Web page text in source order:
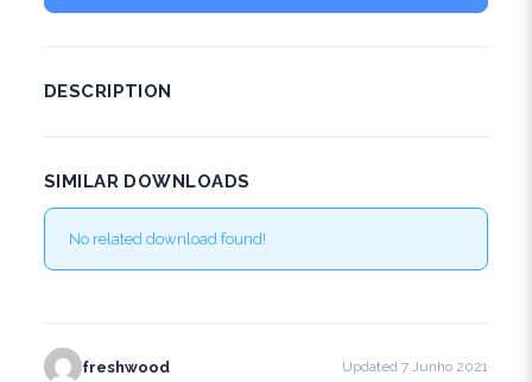
DESCRIPTION
SIMILAR DOWNLOADS
No related download found!
freshwood Updated 7 Junho 2021